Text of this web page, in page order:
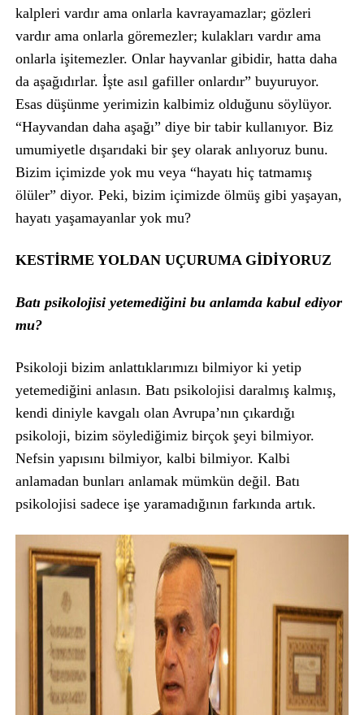
kalpleri vardır ama onlarla kavrayamazlar; gözleri
vardır ama onlarla göremezler; kulakları vardır ama
onlarla işitemezler. Onlar hayvanlar gibidir, hatta daha
da aşağıdırlar. İşte asıl gafiller onlardır” buyuruyor.
Esas düşünme yerimizin kalbimiz olduğunu söylüyor.
“Hayvandan daha aşağı” diye bir tabir kullanıyor. Biz
umumiyetle dışarıdaki bir şey olarak anlıyoruz bunu.
Bizim içimizde yok mu veya “hayatı hiç tatmamış
ölüler” diyor. Peki, bizim içimizde ölmüş gibi yaşayan,
hayatı yaşamayanlar yok mu?
KESTİRME YOLDAN UÇURUMA GİDİYORUZ
Batı psikolojisi yetemediğini bu anlamda kabul ediyor
mu?
Psikoloji bizim anlattıklarımızı bilmiyor ki yetip
yetemediğini anlasın. Batı psikolojisi daralmış kalmış,
kendi diniyle kavgalı olan Avrupa’nın çıkardığı
psikoloji, bizim söylediğimiz birçok şeyi bilmiyor.
Nefsin yapısını bilmiyor, kalbi bilmiyor. Kalbi
anlamadan bunları anlamak mümkün değil. Batı
psikolojisi sadece işe yaramadığının farkında artık.